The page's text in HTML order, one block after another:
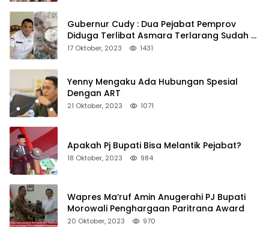
Gubernur Cudy : Dua Pejabat Pemprov
Diduga Terlibat Asmara Terlarang Sudah di
Non Job
17 Oktober, 2023 1431
Yenny Mengaku Ada Hubungan Spesial
Dengan ART
21 Oktober, 2023 1071
Apakah Pj Bupati Bisa Melantik Pejabat?
18 Oktober, 2023 984
Wapres Ma’ruf Amin Anugerahi PJ Bupati
Morowali Penghargaan Paritrana Award
20 Oktober, 2023 970